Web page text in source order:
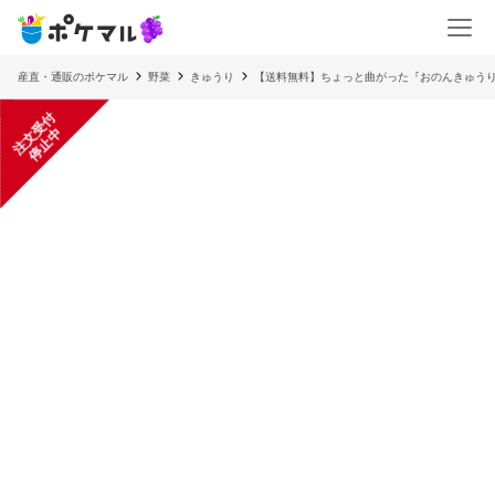
産直・通販のポケマル 野菜 きゅうり 【送料無料】ちょっと曲がった『おのんきゅう
注
文
受
付
停
止
中